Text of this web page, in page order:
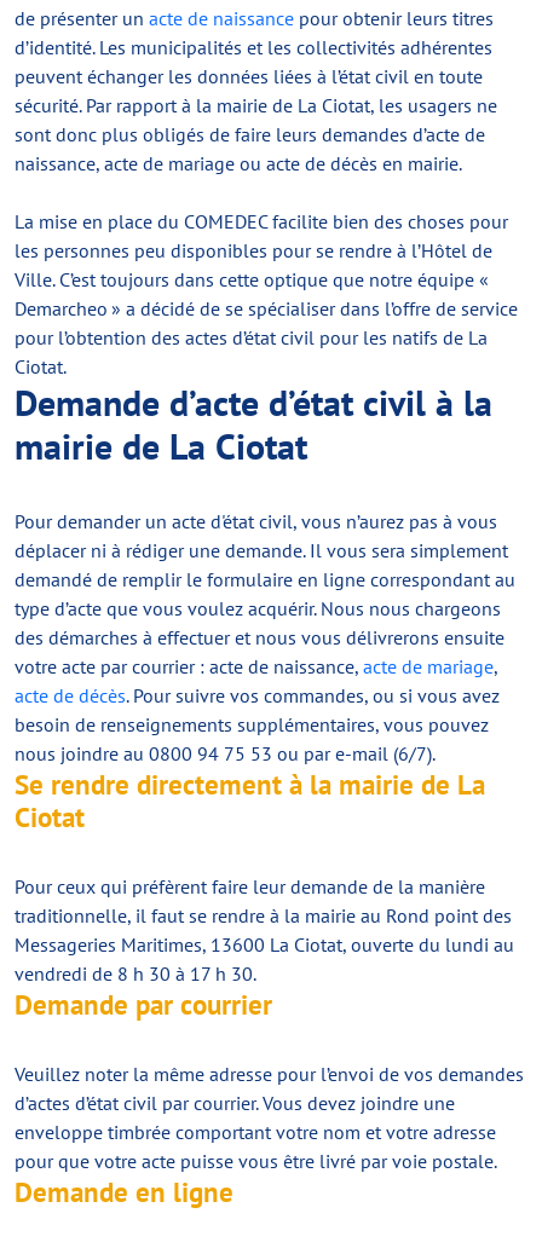
de présenter un acte de naissance pour obtenir leurs titres
d’identité. Les municipalités et les collectivités adhérentes
peuvent échanger les données liées à l’état civil en toute
sécurité. Par rapport à la mairie de La Ciotat, les usagers ne
sont donc plus obligés de faire leurs demandes d’acte de
naissance, acte de mariage ou acte de décès en mairie.
La mise en place du COMEDEC facilite bien des choses pour
les personnes peu disponibles pour se rendre à l’Hôtel de
Ville. C’est toujours dans cette optique que notre équipe «
Demarcheo » a décidé de se spécialiser dans l’offre de service
pour l’obtention des actes d’état civil pour les natifs de La
Ciotat.
Demande d’acte d’état civil à la
mairie de La Ciotat
Pour demander un acte d'état civil, vous n’aurez pas à vous
déplacer ni à rédiger une demande. Il vous sera simplement
demandé de remplir le formulaire en ligne correspondant au
type d’acte que vous voulez acquérir. Nous nous chargeons
des démarches à effectuer et nous vous délivrerons ensuite
votre acte par courrier : acte de naissance, acte de mariage,
acte de décès. Pour suivre vos commandes, ou si vous avez
besoin de renseignements supplémentaires, vous pouvez
nous joindre au 0800 94 75 53 ou par e-mail (6/7).
Se rendre directement à la mairie de La
Ciotat
Pour ceux qui préfèrent faire leur demande de la manière
traditionnelle, il faut se rendre à la mairie au Rond point des
Messageries Maritimes, 13600 La Ciotat, ouverte du lundi au
vendredi de 8 h 30 à 17 h 30.
Demande par courrier
Veuillez noter la même adresse pour l’envoi de vos demandes
d’actes d’état civil par courrier. Vous devez joindre une
enveloppe timbrée comportant votre nom et votre adresse
pour que votre acte puisse vous être livré par voie postale.
Demande en ligne